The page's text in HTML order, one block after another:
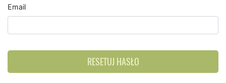
Email
RESETUJ HASŁO